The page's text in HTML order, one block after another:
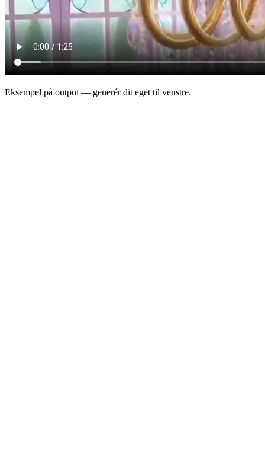
Eksempel på output — generér dit eget til venstre.